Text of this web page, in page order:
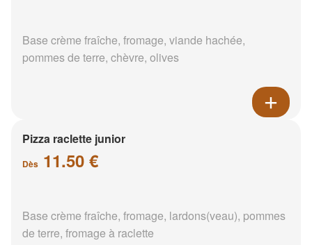
Base crème fraîche, fromage, viande hachée,
pommes de terre, chèvre, olives
Pizza raclette junior
Dès 11.50 €
Base crème fraîche, fromage, lardons(veau), pommes
de terre, fromage à raclette